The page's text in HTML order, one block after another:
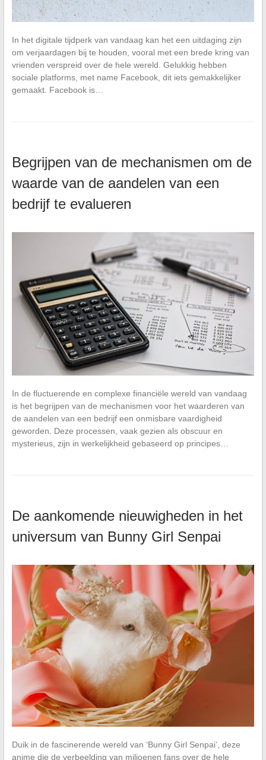
In het digitale tijdperk van vandaag kan het een uitdaging zijn
om verjaardagen bij te houden, vooral met een brede kring van
vrienden verspreid over de hele wereld. Gelukkig hebben
sociale platforms, met name Facebook, dit iets gemakkelijker
gemaakt. Facebook is…
Begrijpen van de mechanismen om de
waarde van de aandelen van een
bedrijf te evalueren
In de fluctuerende en complexe financiële wereld van vandaag
is het begrijpen van de mechanismen voor het waarderen van
de aandelen van een bedrijf een onmisbare vaardigheid
geworden. Deze processen, vaak gezien als obscuur en
mysterieus, zijn in werkelijkheid gebaseerd op principes…
De aankomende nieuwigheden in het
universum van Bunny Girl Senpai
Duik in de fascinerende wereld van ‘Bunny Girl Senpai’, deze
anime die de verbeelding van miljoenen fans over de hele